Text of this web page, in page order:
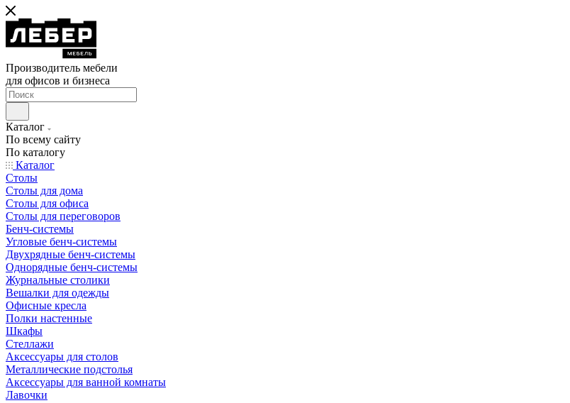
Производитель мебели
для офисов и бизнеса
Каталог
По всему сайту
По каталогу
Каталог
Столы
Столы для дома
Столы для офиса
Столы для переговоров
Бенч-системы
Угловые бенч-системы
Двухрядные бенч-системы
Однорядные бенч-системы
Журнальные столики
Вешалки для одежды
Офисные кресла
Полки настенные
Шкафы
Стеллажи
Аксессуары для столов
Металлические подстолья
Аксессуары для ванной комнаты
Лавочки